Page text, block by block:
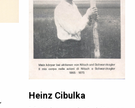
Heinz Cibulka